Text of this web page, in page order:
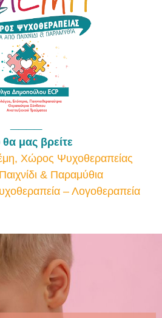
μας βρείτε
Χώρος Ψυχοθεραπείας
& Παραμύθια
– Λογοθεραπεία